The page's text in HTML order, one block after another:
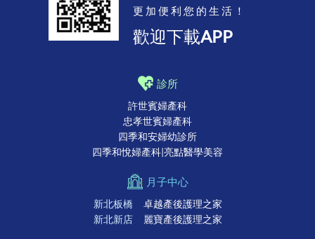
更加便利您的生活！
歡迎下載APP
診所
許世賓婦產科
忠孝世賓婦產科
四季和安婦幼診所
四季和悅婦產科|亮點醫學美容
月子中心
新北板橋
卓越產後護理之家
新北新店
麗寶產後護理之家